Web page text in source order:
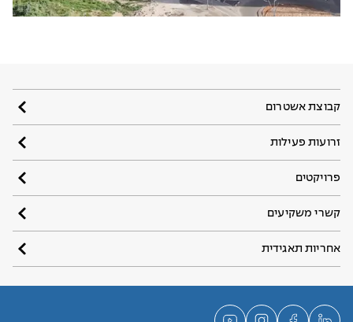
קבוצת אשטרום
זרועות פעילות
פרויקטים
קשרי משקיעים
אחריות תאגידית